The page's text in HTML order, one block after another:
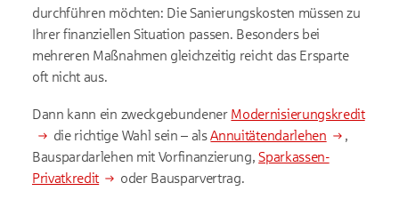
durchführen möchten: Die Sanierungskosten müssen zu
Ihrer finanziellen Situation passen. Besonders bei
mehreren Maßnahmen gleichzeitig reicht das Ersparte
oft nicht aus.
Dann kann ein zweckgebundener Modernisierungskredit
die richtige Wahl sein – alsAnnuitätendarlehen
,
Bauspardarlehen mit Vorfinanzierung,Sparkassen-
Privatkredit
oder Bausparvertrag.